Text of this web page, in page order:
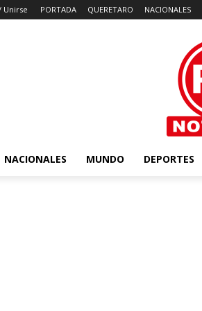
Unirse PORTADA QUERETARO NACIONALES
NACIONALES MUNDO DEPORTES